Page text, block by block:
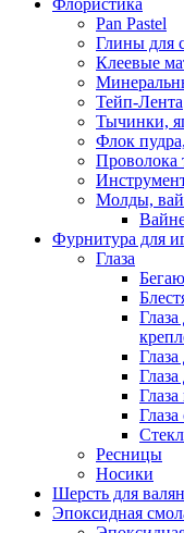
Pan Pastel
Глины для
Клеевые
Тейп-Лента
Тычинки,
Флок
Проволока
Молды,
Фурнитура для
Глаза
Глаза
Ресницы
Носики
Шерсть для
Эпоксидная